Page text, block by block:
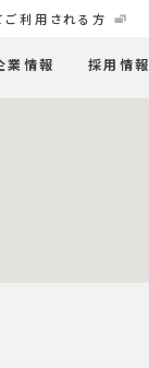
業情報 採用情報
ご利用される方